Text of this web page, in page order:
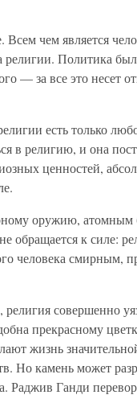
чем является
религии. Политика
— за все это несет
есть только
в религию, и она
ценностей,
оружию,
обращается к силе:
человека смирным,
совершенно
прекрасному
жизнь
Но камень может
Раджив Ганди